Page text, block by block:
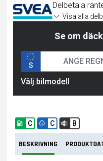
Delbetala
Visa alla
Se om
S
Välj bilmodell
C C B
BESKRIVNING